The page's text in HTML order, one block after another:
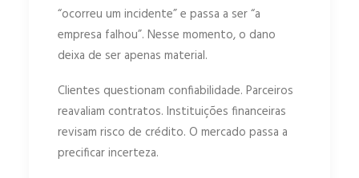
“ocorreu um incidente” e passa a ser “a
empresa falhou”. Nesse momento, o dano
deixa de ser apenas material.
Clientes questionam confiabilidade. Parceiros
reavaliam contratos. Instituições financeiras
revisam risco de crédito. O mercado passa a
precificar incerteza.